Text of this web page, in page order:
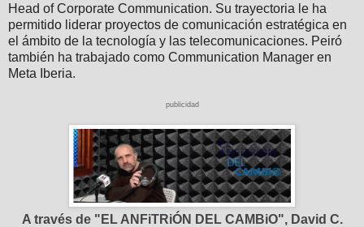
Head of Corporate Communication. Su trayectoria le ha
permitido liderar proyectos de comunicación estratégica en
el ámbito de la tecnología y las telecomunicaciones. Peiró
también ha trabajado como Communication Manager en
Meta Iberia.
publicidad
A través de "EL ANFiTRiÓN DEL CAMBiO", David C.